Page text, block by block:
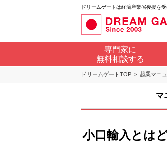
ドリームゲートは経済産業省後援を
専門家に
無料相談する
ドリームゲートTOP 起業マニ
マ
小口輸入とは